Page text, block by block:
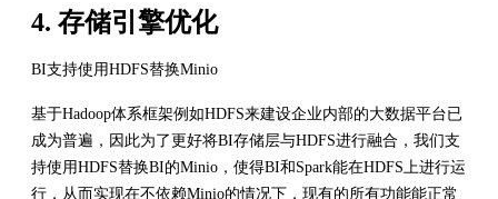
4. 存储引擎优化
BI支持使用HDFS替换Minio
基于Hadoop体系框架例如HDFS来建设企业内部的大数据平台已
成为普遍，因此为了更好将BI存储层与HDFS进行融合，我们支
持使用HDFS替换BI的Minio，使得BI和Spark能在HDFS上进行运
行，从而实现在不依赖Minio的情况下，现有的所有功能能正常